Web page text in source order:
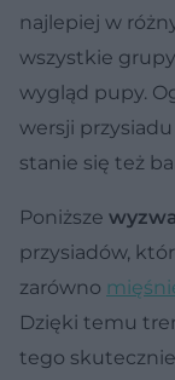
najlepiej w
wszystkie
wygląd pupy.
wersji
stanie się też
Poniższe
przysiadów,
zarówno
Dzięki temu
tego